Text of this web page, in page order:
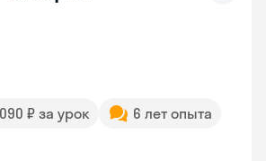
₽ за урок
6 лет опыта